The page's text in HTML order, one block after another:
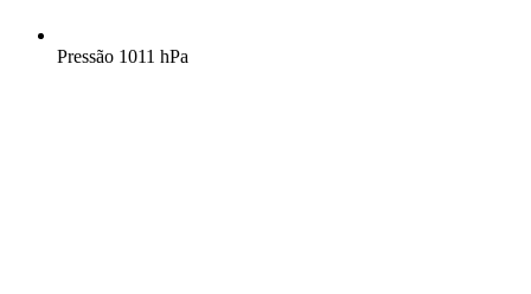
Pressão 1011 hPa